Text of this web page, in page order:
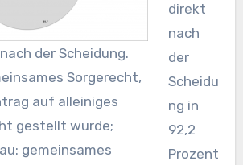
der Scheidung.
Sorgerecht,
auf alleiniges
gestellt wurde;
gemeinsames
direkt
nach
der
Scheidu
ng in
92,2
Prozent